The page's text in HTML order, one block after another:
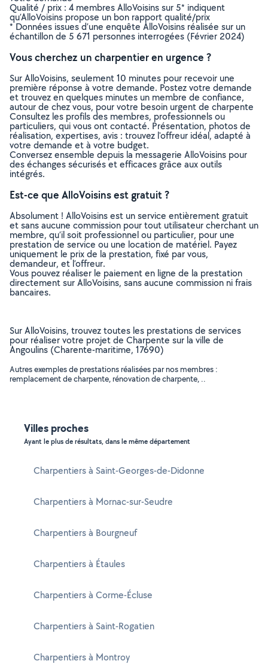
Qualité / prix : 4 membres AlloVoisins sur 5* indiquent
qu’AlloVoisins propose un bon rapport qualité/prix
* Données issues d’une enquête AlloVoisins réalisée sur un
échantillon de 5 671 personnes interrogées (Février 2024)
Vous cherchez un charpentier en urgence ?
Sur AlloVoisins, seulement 10 minutes pour recevoir une
première réponse à votre demande. Postez votre demande
et trouvez en quelques minutes un membre de confiance,
autour de chez vous, pour votre besoin urgent de charpente
Consultez les profils des membres, professionnels ou
particuliers, qui vous ont contacté. Présentation, photos de
réalisation, expertises, avis : trouvez l'offreur idéal, adapté à
votre demande et à votre budget.
Conversez ensemble depuis la messagerie AlloVoisins pour
des échanges sécurisés et efficaces grâce aux outils
intégrés.
Est-ce que AlloVoisins est gratuit ?
Absolument ! AlloVoisins est un service entièrement gratuit
et sans aucune commission pour tout utilisateur cherchant un
membre, qu’il soit professionnel ou particulier, pour une
prestation de service ou une location de matériel. Payez
uniquement le prix de la prestation, fixé par vous,
demandeur, et l’offreur.
Vous pouvez réaliser le paiement en ligne de la prestation
directement sur AlloVoisins, sans aucune commission ni frais
bancaires.
Sur AlloVoisins, trouvez toutes les prestations de services
pour réaliser votre projet de Charpente sur la ville de
Angoulins (Charente-maritime, 17690)
Autres exemples de prestations réalisées par nos membres :
remplacement de charpente, rénovation de charpente, ..
Villes proches
Ayant le plus de résultats, dans le même département
Charpentiers à Saint-Georges-de-Didonne
Charpentiers à Mornac-sur-Seudre
Charpentiers à Bourgneuf
Charpentiers à Étaules
Charpentiers à Corme-Écluse
Charpentiers à Saint-Rogatien
Charpentiers à Montroy